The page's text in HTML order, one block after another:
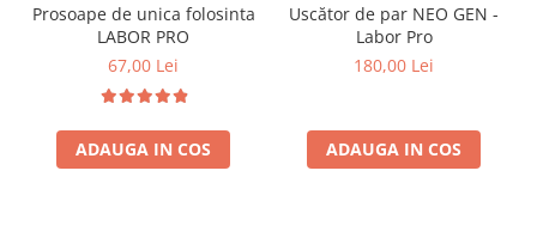
Prosoape de unica folosinta
LABOR PRO
67,00 Lei
ADAUGA IN COS
Uscător de par NEO GEN -
Labor Pro
180,00 Lei
ADAUGA IN COS